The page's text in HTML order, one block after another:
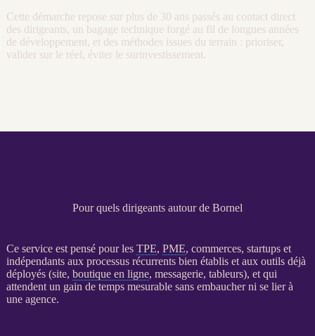
Cette démarche repose sur plus de 30 ans passés au contact direct
des dirigeants, un bagage technique forgé au fil de longues années
de développement, et des méthodes issues du terrain : prioriser,
valider sur le réel, éviter le surinvestissement.
Pour quels dirigeants autour de Bornel
Ce service est pensé pour les TPE, PME, commerces, startups et
indépendants aux processusrécurrents bien établis et aux outils déjà
déployés (site, boutique en ligne, messagerie, tableurs), et qui
attendent un gain de temps mesurable sans embaucher ni se lier à
une agence.